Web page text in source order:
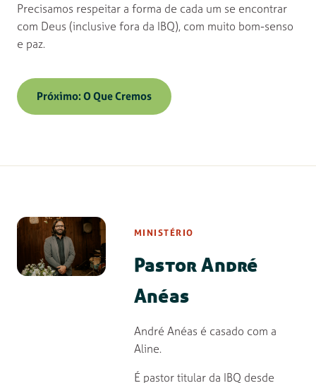
Precisamos respeitar a forma de cada um se encontrar
com Deus (inclusive fora da IBQ), com muito bom-senso
e paz.
Próximo: O Que Cremos
MINISTÉRIO
Pastor André
Anéas
André Anéas é casado com a
Aline.
É pastor titular da IBQ desde